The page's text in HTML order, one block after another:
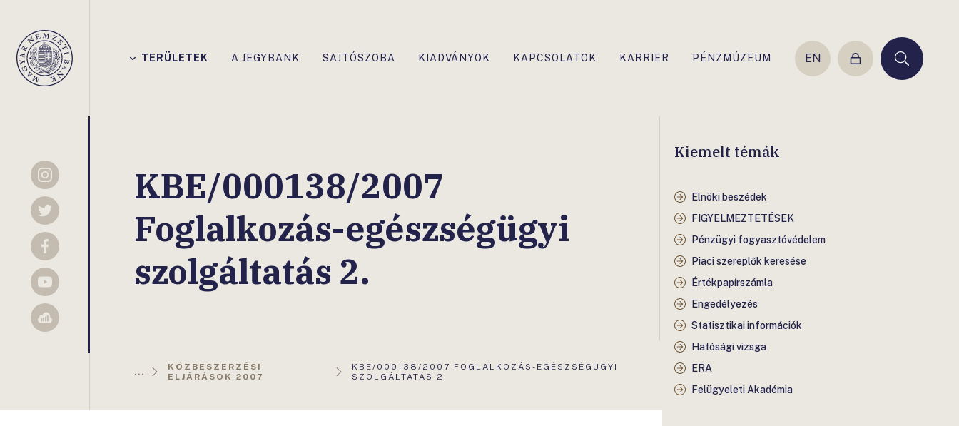
Magyar
Nemzeti
TERÜLETEK A JEGYBANK SAJTÓSZOBA KIADVÁNYOK KAPCSOLATOK KARRIER PÉNZMÚZEUM EN
Belépés Keresés
Instagram
Twitter
Facebook
YouTube
Sellsy
KBE/000138/2007
Foglalkozás-egészségügyi
szolgáltatás 2.
...
KÖZBESZERZÉSI
ELJÁRÁSOK 2007
AKTUÁLIS
OLDAL:
KBE/000138/2007 FOGLALKOZÁS-EGÉSZSÉGÜGYI
SZOLGÁLTATÁS 2.
Kiemelt témák
Elnöki beszédek
FIGYELMEZTETÉSEK
Pénzügyi fogyasztóvédelem
Piaci szereplők keresése
Értékpapírszámla
Engedélyezés
Statisztikai információk
Hatósági vizsga
ERA
Felügyeleti Akadémia